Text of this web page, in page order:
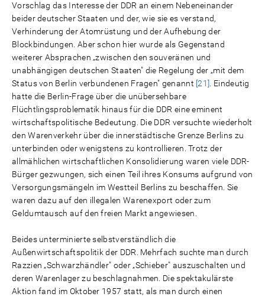
Vorschlag das Interesse der DDR an einem Nebeneinander
beider deutscher Staaten und der, wie sie es verstand,
Verhinderung der Atomrüstung und der Aufhebung der
Blockbindungen. Aber schon hier wurde als Gegenstand
weiterer Absprachen „zwischen den souveränen und
unabhängigen deutschen Staaten" die Regelung der „mit dem
Status von Berlin verbundenen Fragen" genannt [21] . Eindeutig
hatte die Berlin-Frage über die unübersehbare
Flüchtlingsproblematik hinaus für die DDR eine eminent
wirtschaftspolitische Bedeutung. Die DDR versuchte wiederholt
den Warenverkehr über die innerstädtische Grenze Berlins zu
unterbinden oder wenigstens zu kontrollieren. Trotz der
allmählichen wirtschaftlichen Konsolidierung waren viele DDR-
Bürger gezwungen, sich einen Teil ihres Konsums aufgrund von
Versorgungsmängeln im Westteil Berlins zu beschaffen. Sie
waren dazu auf den illegalen Warenexport oder zum
Geldumtausch auf den freien Markt angewiesen.
Beides unterminierte selbstverständlich die
Außenwirtschaftspolitik der DDR. Mehrfach suchte man durch
Razzien „Schwarzhändler" oder „Schieber" auszuschalten und
deren Warenlager zu beschlagnahmen. Die spektakulärste
Aktion fand im Oktober 1957 statt, als man durch einen